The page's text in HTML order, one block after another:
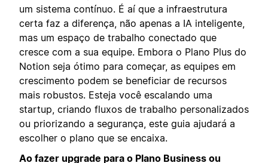
um sistema contínuo. É aí que a infraestrutura
certa faz a diferença, não apenas a IA inteligente,
mas um espaço de trabalho conectado que
cresce com a sua equipe. Embora o Plano Plus do
Notion seja ótimo para começar, as equipes em
crescimento podem se beneficiar de recursos
mais robustos. Esteja você escalando uma
startup, criando fluxos de trabalho personalizados
ou priorizando a segurança, este guia ajudará a
escolher o plano que se encaixa.
Ao fazer upgrade para o Plano Business ou